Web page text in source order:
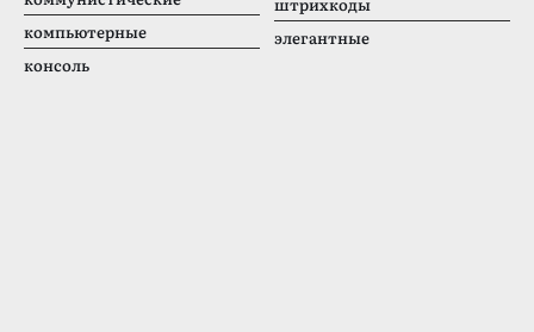
компьютерные
консоль
элегантные